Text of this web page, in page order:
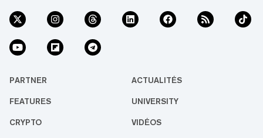
PARTNER ACTUALITÉS
FEATURES UNIVERSITY
CRYPTO VIDÉOS